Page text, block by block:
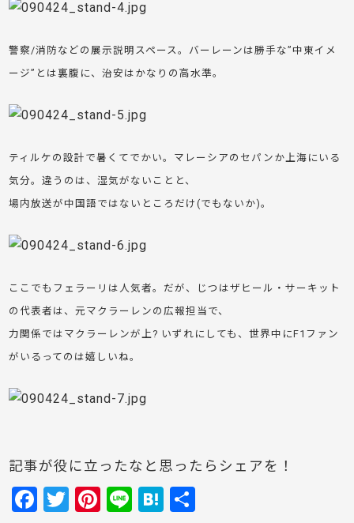
警察/消防などの展示説明スペース。バーレーンは勝手な”中東イメ
ージ”とは裏腹に、治安はかなりの高水準。
ティルケの設計で暑くてでかい。マレーシアのセパンか上海にいる
気分。違うのは、湿気がないことと、
場内放送が中国語ではないところだけ(でもないか)。
ここでもフェラーリは人気者。だが、じつはザヒール・サーキット
の代表者は、元マクラーレンの広報担当で、
力関係ではマクラーレンが上? いずれにしても、世界中にF1ファン
がいるってのは嬉しいね。
記事が役に立ったなと思ったらシェアを！
F
T
Pi Li H